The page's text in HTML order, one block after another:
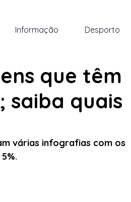
Informação Desporto
que têm
saiba quais
várias infografias com os